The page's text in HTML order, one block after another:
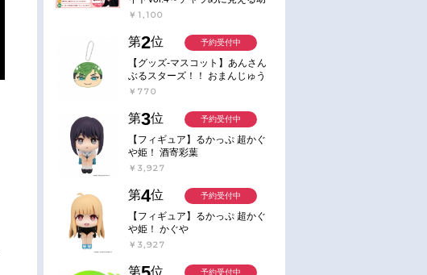
馴染、実は一途で独占欲が強いん
￥1,100
第2位
【グッズ-マスコット】あんさん
ぶるスターズ！！ おまんじゅう
にぎにぎマスコット ねくすと2
￥770
予約受付中
第3位
【フィギュア】るかっぷ 超かぐ
や姫！ 酒寄彩葉
￥3,927
予約受付中
第4位
【フィギュア】るかっぷ 超かぐ
や姫！ かぐや
￥3,927
予約受付中
第 位 予約受付中